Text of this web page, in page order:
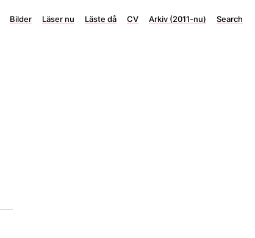
Bilder Läser nu Läste då CV Arkiv (2011-nu) Search